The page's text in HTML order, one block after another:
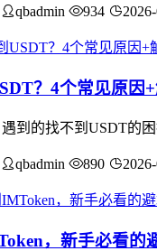
qbadmin 934
？4个常见原因
到的找不到USDT的
qbadmin 890
，新手必看的